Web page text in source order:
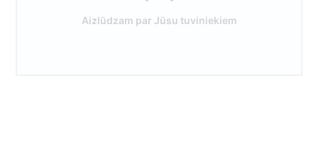
Aizlūdzam par Jūsu tuviniekiem